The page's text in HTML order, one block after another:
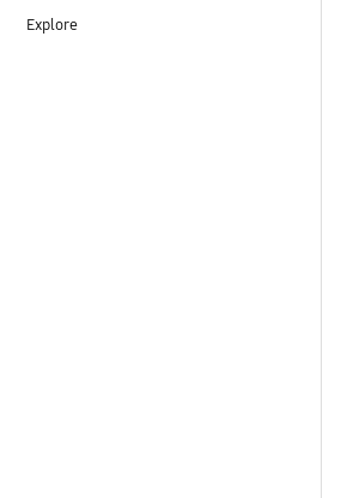
Explore